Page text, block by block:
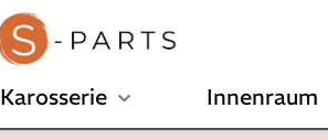
Karosserie Innenraum